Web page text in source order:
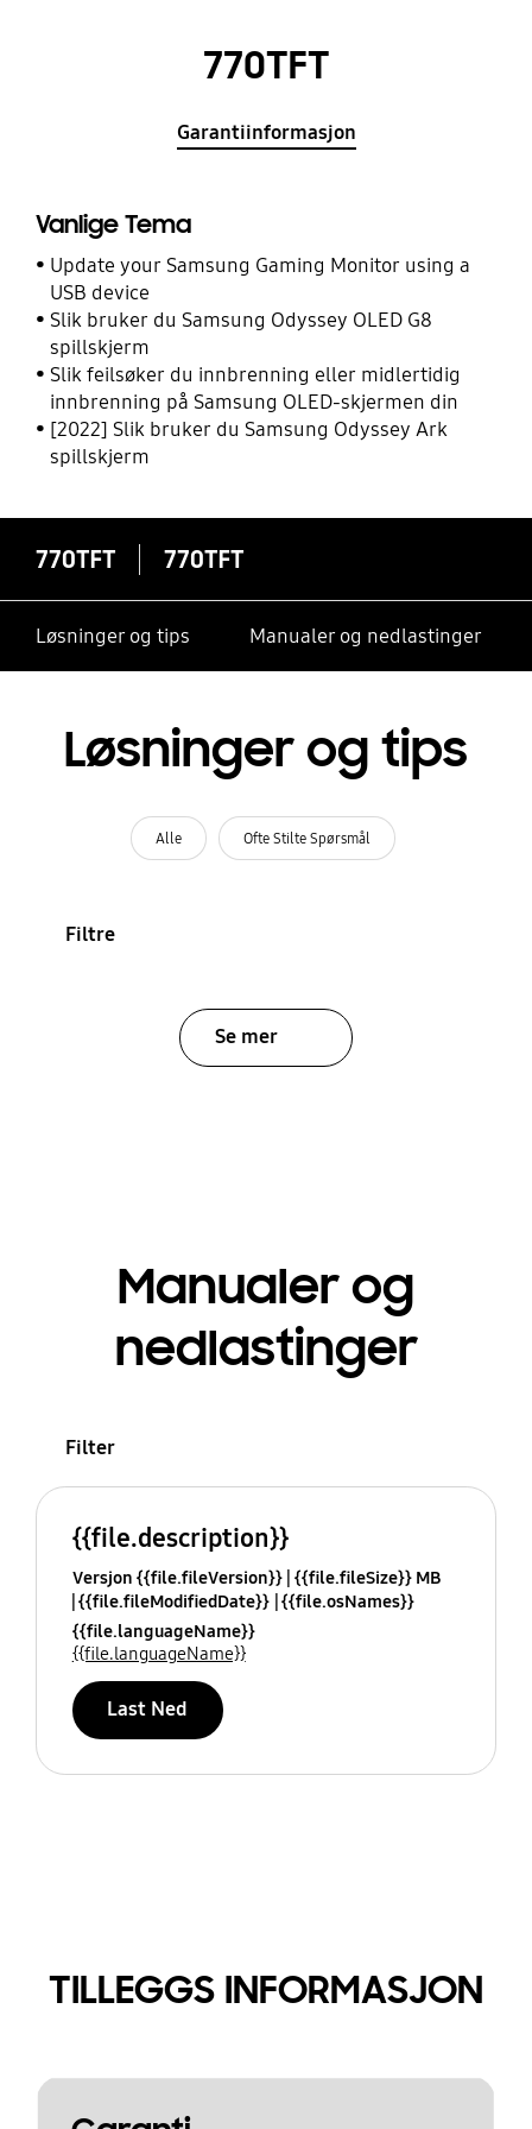
770TFT
Garantiinformasjon
Vanlige Tema
Update your Samsung Gaming Monitor using a
USB device
Slik bruker du Samsung Odyssey OLED G8
spillskjerm
Slik feilsøker du innbrenning eller midlertidig
innbrenning på Samsung OLED-skjermen din
[2022] Slik bruker du Samsung Odyssey Ark
spillskjerm
770TFT 770TFT
Løsninger og tips Manualer og nedlastinger
Løsninger og tips
Alle Ofte Stilte Spørsmål
Filtre
Se mer
Manualer og
nedlastinger
Filter
{{file.description}}
Versjon {{file.fileVersion}} {{file.fileSize}} MB
{{file.fileModifiedDate}} {{file.osNames}}
{{file.languageName}}
{{file.languageName}}
Last Ned
TILLEGGS INFORMASJON